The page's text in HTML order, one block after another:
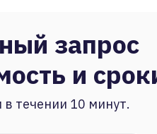
запрос
и
течении 10 минут.